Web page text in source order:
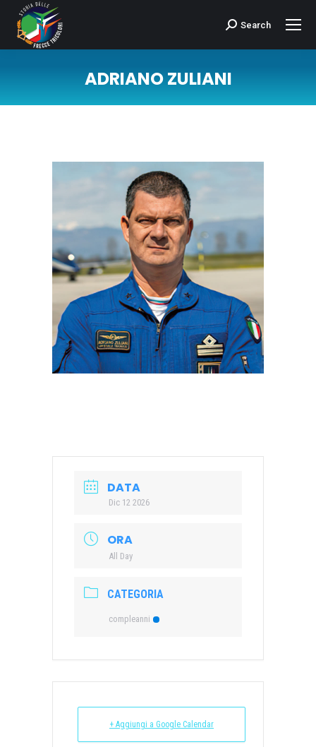
Cerca:Search
ADRIANO ZULIANI
DATA
Dic 12 2026
ORA
All Day
CATEGORIA
compleanni
+ Aggiungi a Google Calendar